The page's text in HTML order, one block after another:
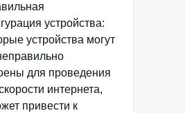
устройства:
устройства могут
для проведения
интернета,
привести к